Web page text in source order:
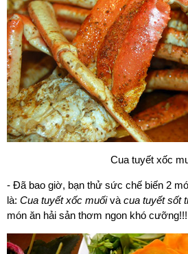
Cua tuyết xốc
- Đã bao giờ, bạn thử sức chế biến 2
là: Cua tuyết xốc muốivà cua tuyết sốt
món ăn hải sản thơm ngon khó cưỡng!!!